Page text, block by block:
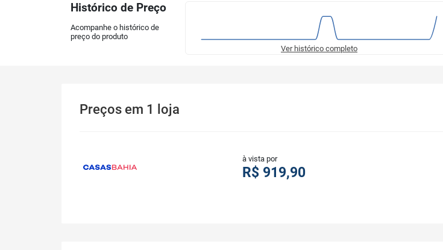
Histórico de Preço
Acompanhe o histórico de
preço do produto
Ver histórico completo
Preços em 1 loja
à vista por
R$ 919,90